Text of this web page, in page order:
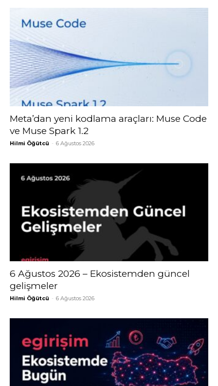
Meta’dan yeni kodlama araçları: Muse Code
ve Muse Spark 1.2
Hilmi Öğütcü - 6 Ağustos 2026
6 Ağustos 2026 – Ekosistemden güncel
gelişmeler
Hilmi Öğütcü - 6 Ağustos 2026